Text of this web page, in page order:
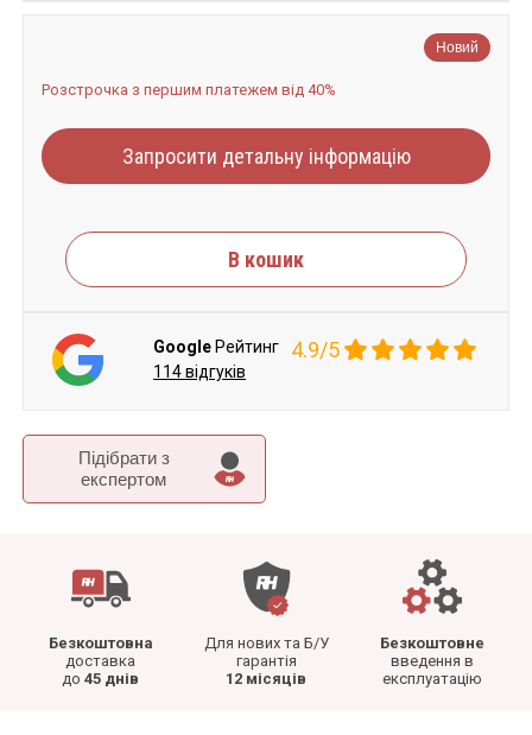
Підібрати з
експертом
Безкоштовна
доставка
до 45 днів
Для нових та Б/У
гарантія
12 місяців
Безкоштовне
введення в
експлуатацію
Новий
Розстрочка з першим платежем від 40%
Запросити детальну інформацію
В кошик
Google Рейтинг 4.9/5
114 відгуків